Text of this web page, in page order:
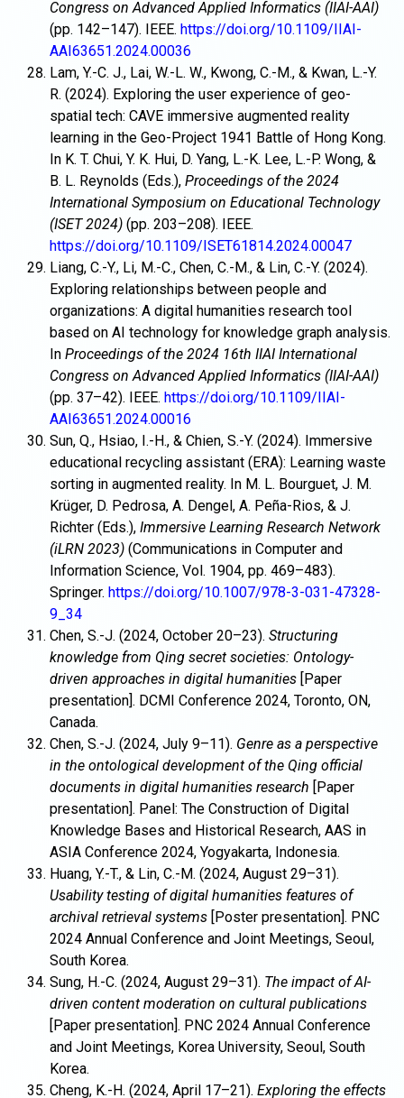
Congress on Advanced Applied Informatics (IIAI-AAI)
(pp. 142–147). IEEE. https://doi.org/10.1109/IIAI-
AAI63651.2024.00036
Lam, Y.-C. J., Lai, W.-L. W., Kwong, C.-M., & Kwan, L.-Y.
R. (2024). Exploring the user experience of geo-
spatial tech: CAVE immersive augmented reality
learning in the Geo-Project 1941 Battle of Hong Kong.
In K. T. Chui, Y. K. Hui, D. Yang, L.-K. Lee, L.-P. Wong, &
B. L. Reynolds (Eds.), Proceedings of the 2024
International Symposium on Educational Technology
(ISET 2024) (pp. 203–208). IEEE.
https://doi.org/10.1109/ISET61814.2024.00047
Liang, C.-Y., Li, M.-C., Chen, C.-M., & Lin, C.-Y. (2024).
Exploring relationships between people and
organizations: A digital humanities research tool
based on AI technology for knowledge graph analysis.
In Proceedings of the 2024 16th IIAI International
Congress on Advanced Applied Informatics (IIAI-AAI)
(pp. 37–42). IEEE. https://doi.org/10.1109/IIAI-
AAI63651.2024.00016
Sun, Q., Hsiao, I.-H., & Chien, S.-Y. (2024). Immersive
educational recycling assistant (ERA): Learning waste
sorting in augmented reality. In M. L. Bourguet, J. M.
Krüger, D. Pedrosa, A. Dengel, A. Peña-Rios, & J.
Richter (Eds.), Immersive Learning Research Network
(iLRN 2023) (Communications in Computer and
Information Science, Vol. 1904, pp. 469–483).
Springer. https://doi.org/10.1007/978-3-031-47328-
9_34
Chen, S.-J. (2024, October 20–23). Structuring
knowledge from Qing secret societies: Ontology-
driven approaches in digital humanities [Paper
presentation]. DCMI Conference 2024, Toronto, ON,
Canada.
Chen, S.-J. (2024, July 9–11). Genre as a perspective
in the ontological development of the Qing official
documents in digital humanities research [Paper
presentation]. Panel: The Construction of Digital
Knowledge Bases and Historical Research, AAS in
ASIA Conference 2024, Yogyakarta, Indonesia.
Huang, Y.-T., & Lin, C.-M. (2024, August 29–31).
Usability testing of digital humanities features of
archival retrieval systems [Poster presentation]. PNC
2024 Annual Conference and Joint Meetings, Seoul,
South Korea.
Sung, H.-C. (2024, August 29–31). The impact of AI-
driven content moderation on cultural publications
[Paper presentation]. PNC 2024 Annual Conference
and Joint Meetings, Korea University, Seoul, South
Korea.
Cheng, K.-H. (2024, April 17–21). Exploring the effects